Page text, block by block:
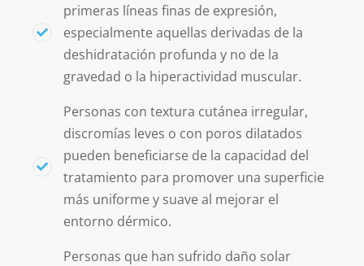
primeras líneas finas de expresión,
especialmente aquellas derivadas de la
deshidratación profunda y no de la
gravedad o la hiperactividad muscular.
Personas con textura cutánea irregular,
discromías leves o con poros dilatados
pueden beneficiarse de la capacidad del
tratamiento para promover una superficie
más uniforme y suave al mejorar el
entorno dérmico.
Personas que han sufrido daño solar